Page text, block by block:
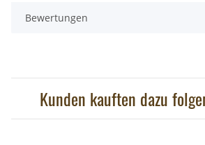
Bewertungen
Kunden kauften dazu